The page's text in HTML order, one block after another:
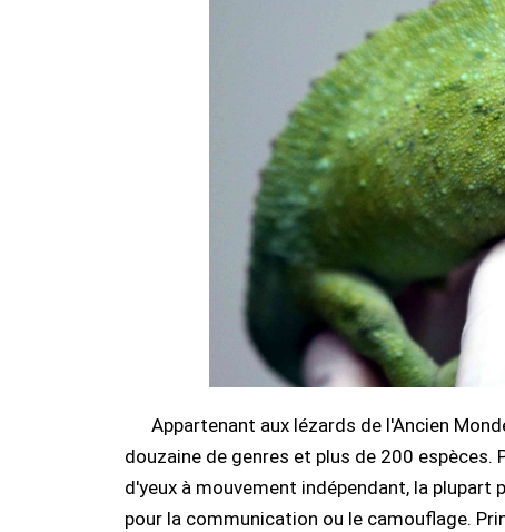
Appartenant aux lézards de l'Ancien
douzaine de genres et plus de 200
d'yeux à mouvement indépendant, la
pour la communication ou le camouflage.